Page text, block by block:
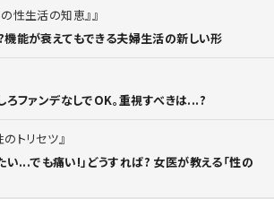
性生活の知恵』
能が衰えてもできる夫婦生活の新しい形
ろファンデなしでOK。重視すべきは...?
トリセツ
い...でも痛い!」どうすれば? 女医が教える「性の